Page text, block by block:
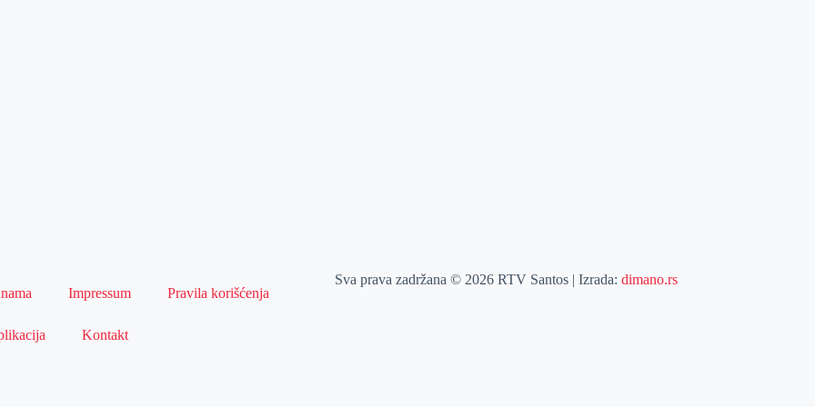
Impressum Pravila korišćenja
Kontakt
Sva prava zadržana © 2026 RTV Santos | Izrada:dimano.rs